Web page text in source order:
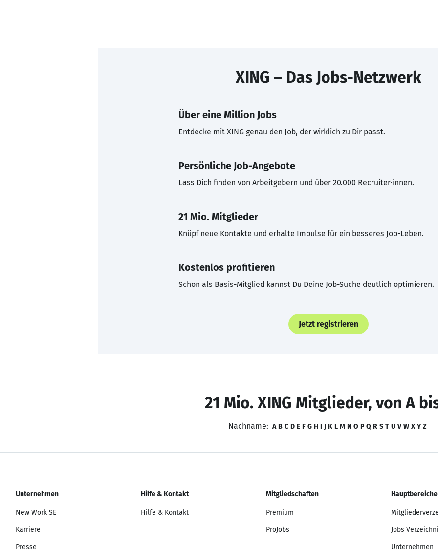
XING – Das Jobs-Netzwerk
Über eine Million Jobs
Entdecke mit XING genau den Job, der wirklich zu Dir passt.
Persönliche Job-Angebote
Lass Dich finden von Arbeitgebern und über 20.000 Recruiter·innen.
21 Mio. Mitglieder
Knüpf neue Kontakte und erhalte Impulse für ein besseres Job-Leben.
Kostenlos profitieren
Schon als Basis-Mitglied kannst Du Deine Job-Suche deutlich optimieren.
Jetzt registrieren
21 Mio. XING Mitglieder, von A
Nachname: A B C D E F G H I J K L M N O P Q R S T U V W X Y Z
Unternehmen
New Work SE
Karriere
Presse
Hilfe & Kontakt
Hilfe & Kontakt
Mitgliedschaften
Premium
ProJobs
Hauptbereiche
Jobs
Unternehmen